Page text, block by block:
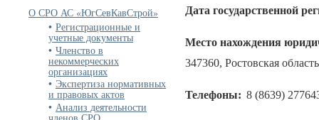
О СРО АС «ЮгСевКавСтрой»
Регистрационные и
учетные документы
Членство в
некоммерческих
организациях
Экспертиза нормативных
и правовых актов
Анализ деятельности
Дата государственной
Место нахождения
347360, Ростовская
Телефоны: 8 (8639)